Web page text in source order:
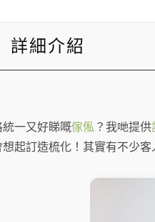
詳細介紹
統一又好睇嘅傢俬 ？我哋提供
起訂造梳化！其實有不少客